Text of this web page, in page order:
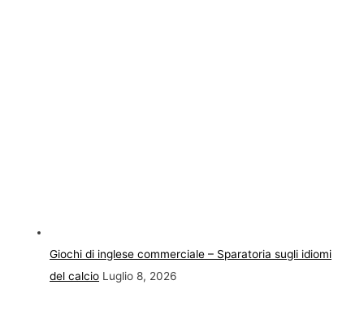
Giochi di inglese commerciale – Sparatoria sugli idiomi
del calcio Luglio 8, 2026